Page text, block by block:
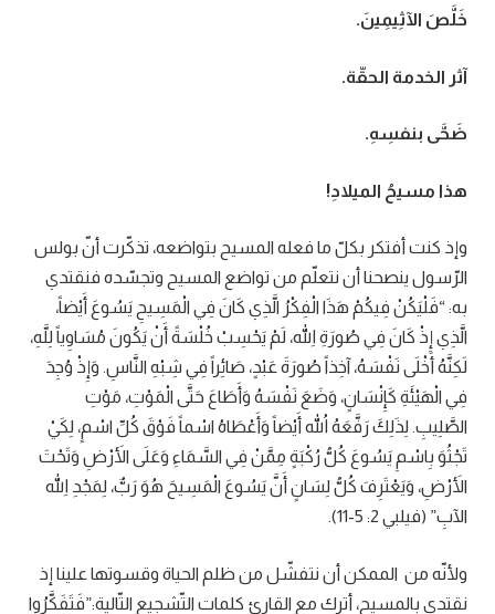
خَلَّصَ الآثِيمِينَ.
آثر الخدمة الحقّة.
ضَحَّى بنفسِهِ.
هذا مسيحُ الميلادِ!
وإذ كنت أفتكر بكلّ ما فعله المسيح بتواضعه، تذكّرت أنّ بولس
الرّسول ينصحنا أن نتعلّم من تواضع المسيح وتجسّده فنقتدي
به: “فَلْيَكُنْ فِيكُمْ هَذَا الْفِكْرُ الَّذِي كَانَ فِي الْمَسِيحِ يَسُوعَ أَيْضاً،
الَّذِي إِذْ كَانَ فِي صُورَةِ اللهِ، لَمْ يَحْسِبْ خُلْسَةً أَنْ يَكُونَ مُسَاوِياً لِلَّهِ،
لَكِنَّهُ أَخْلَى نَفْسَهُ، آخِذاً صُورَةَ عَبْدٍ، صَائِراً فِي شِبْهِ النَّاسِ. وَإِذْ وُجِدَ
فِي الْهَيْئَةِ كَإِنْسَانٍ، وَضَعَ نَفْسَهُ وَأَطَاعَ حَتَّى الْمَوْتِ، مَوْتِ
الصَّلِيبِ. لِذَلِكَ رَفَّعَهُ اللهُ أَيْضاً وَأَعْطَاهُ اسْماً فَوْقَ كُلِّ اسْمٍ، لِكَيْ
تَجْثُوَ بِاسْمِ يَسُوعَ كُلُّ رُكْبَةٍ مِمَّنْ فِي السَّمَاءِ وَعَلَى الأَرْضِ وَتَحْتَ
الأَرْضِ، وَيَعْتَرِفَ كُلُّ لِسَانٍ أَنَّ يَسُوعَ الْمَسِيحَ هُوَ رَبٌّ، لِمَجْدِ اللهِ
الآبِ” (فيلبي 2: 5-11).
ولأنّه من الممكن أن نتفشّل من ظلم الحياة وقسوتها علينا إذ
نقتدي بالمسيح، أترك مع القارئ كلمات التّشجيع التّالية:”فَتَفَكَّرُوا